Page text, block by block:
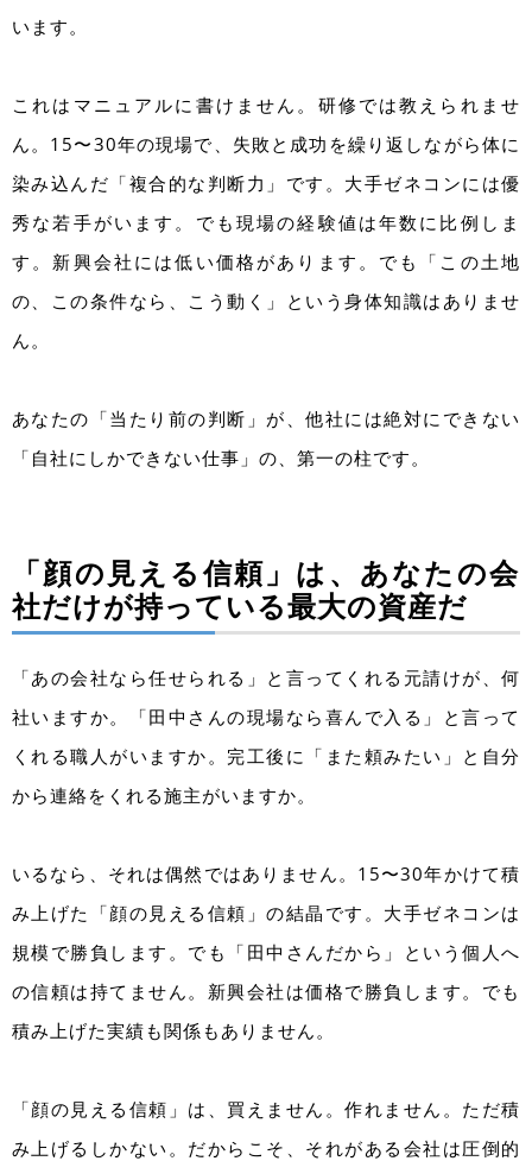
います。
これはマニュアルに書けません。研修では教えられませ
ん。15〜30年の現場で、失敗と成功を繰り返しながら体に
染み込んだ「複合的な判断力」です。大手ゼネコンには優
秀な若手がいます。でも現場の経験値は年数に比例しま
す。新興会社には低い価格があります。でも「この土地
の、この条件なら、こう動く」という身体知識はありませ
ん。
あなたの「当たり前の判断」が、他社には絶対にできない
「自社にしかできない仕事」の、第一の柱です。
「顔の見える信頼」は、あなたの会
社だけが持っている最大の資産だ
「あの会社なら任せられる」と言ってくれる元請けが、何
社いますか。「田中さんの現場なら喜んで入る」と言って
くれる職人がいますか。完工後に「また頼みたい」と自分
から連絡をくれる施主がいますか。
いるなら、それは偶然ではありません。15〜30年かけて積
み上げた「顔の見える信頼」の結晶です。大手ゼネコンは
規模で勝負します。でも「田中さんだから」という個人へ
の信頼は持てません。新興会社は価格で勝負します。でも
積み上げた実績も関係もありません。
「顔の見える信頼」は、買えません。作れません。ただ積
み上げるしかない。だからこそ、それがある会社は圧倒的